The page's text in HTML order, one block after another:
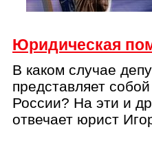
Юридическая
В каком случае
представляет
России? На эти и
отвечает юрист